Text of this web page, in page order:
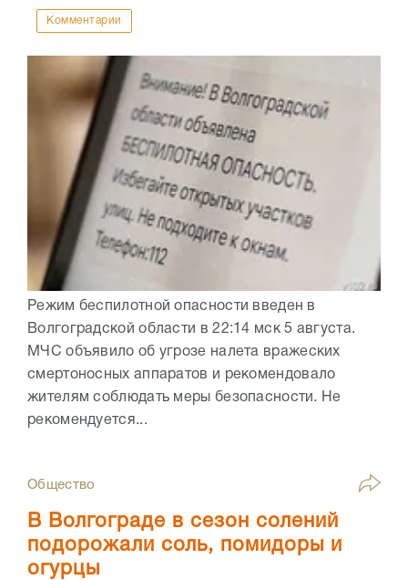
Комментарии
Режим беспилотной опасности введен в
Волгоградской области в 22:14 мск 5 августа.
МЧС объявило об угрозе налета вражеских
смертоносных аппаратов и рекомендовало
жителям соблюдать меры безопасности. Не
рекомендуется...
Общество
В Волгограде в сезон солений
подорожали соль, помидоры и
огурцы